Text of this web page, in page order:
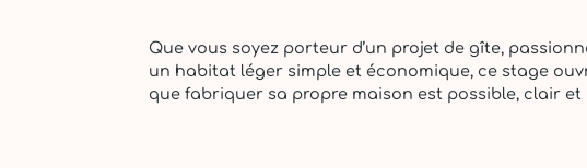
Que vous soyez porteur d’un projet de gîte,
un habitat léger simple et économique, ce stage
que fabriquer sa propre maison est possible, clair et